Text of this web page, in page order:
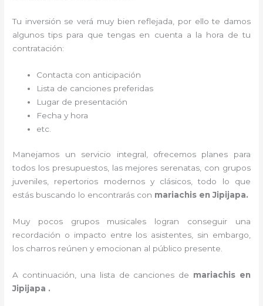
Tu inversión se verá muy bien reflejada, por ello te damos
algunos tips para que tengas en cuenta a la hora de tu
contratación:
Contacta con anticipación
Lista de canciones preferidas
Lugar de presentación
Fecha y hora
etc.
Manejamos un servicio integral, ofrecemos planes para
todos los presupuestos, las mejores serenatas, con grupos
juveniles, repertorios modernos y clásicos, todo lo que
estás buscando lo encontrarás con mariachis en Jipijapa.
Muy pocos grupos musicales logran conseguir una
recordación o impacto entre los asistentes, sin embargo,
los charros reúnen y emocionan al público presente.
A continuación, una lista de canciones de mariachis en
Jipijapa .